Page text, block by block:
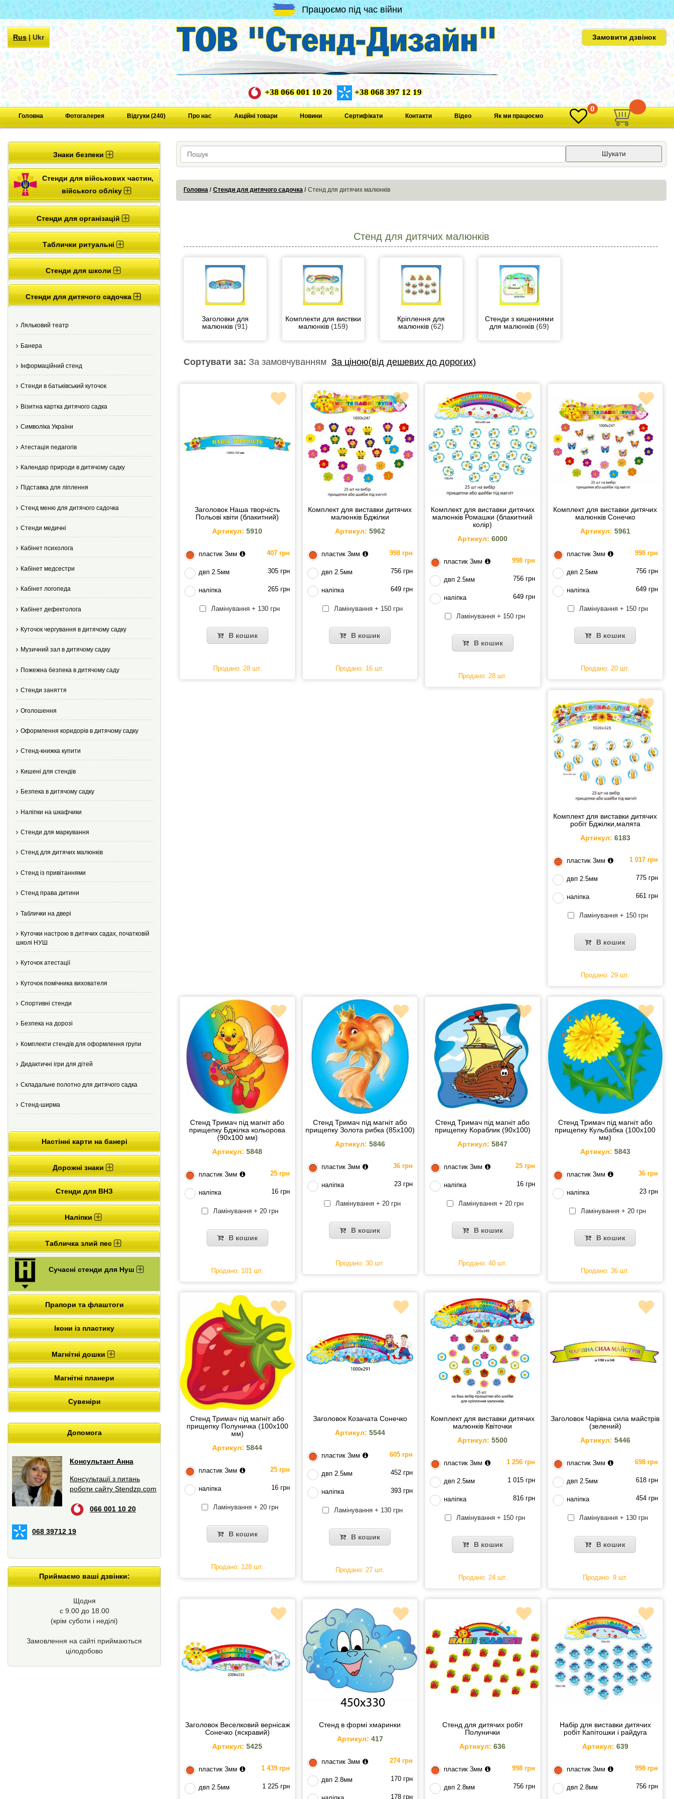
Працюємо під час війни
Rus|Ukr Замовити дзвінок
+38 066 001 10 20 +38 068 397 12 19
Головна Фотогалерея Відгуки (240) Про нас Акційні товари Новини Сертифікати Контакти Відео Як ми працюємо
0
Знаки безпеки
Стенди для військових частин,
війського обліку
Стенди для організацій
Таблички ритуальні
Стенди для школи
Стенди для дитячого садочка
Ляльковий театр
Банера
Інформаційний стенд
Стенди в батьківський куточок
Візитна картка дитячого садка
Cимволіка України
Атестація педагогів
Календар природи в дитячому садку
Підставка для ліплення
Стенд меню для дитячого садочка
Стенди медичні
Кабінет психолога
Кабінет медсестри
Кабінет логопеда
Кабінет дефектолога
Куточок чергування в дитячому садку
Музичний зал в дитячому садку
Пожежна безпека в дитячому саду
Стенди заняття
Оголошення
Оформлення коридорів в дитячому садку
Стенд-книжка купити
Кишені для стендів
Безпека в дитячому садку
Наліпки на шкафчики
Стенди для маркування
Стенд для дитячих малюнків
Стенд із привітаннями
Стенд права дитини
Таблички на двері
Куточки настрою в дитячих садах, початковій
школі НУШ
Куточок атестації
Куточок помічника вихователя
Спортивні стенди
Безпека на дорозі
Комплекти стендів для оформлення групи
Дидактичні ігри для дітей
Складальне полотно для дитячого садка
Стенд-ширма
Настінні карти на банері
Дорожні знаки
Стенди для ВНЗ
Наліпки
Табличка злий пес
Сучасні стенди для Нуш
Прапори та флаштоги
Ікони із пластику
Магнітні дошки
Магнітні планери
Сувеніри
Допомога
Консультант Анна
Консультації з питань
роботи сайту Stendzp.com
066 001 10 20
068 39712 19
Приймаємо ваші дзвінки:
Щодня
с 9.00 до 18.00
(крім суботи і неділі)
Замовлення на сайті приймаються
цілодобово
Шукати
Головна Стенди для дитячого садочка Стенд для дитячих малюнків
Стенд для дитячих малюнків
Заголовки для
малюнків (91)
Комплекти для виствки
малюнків(159)
Кріплення для
малюнків (62)
Стенди з кишениями
для малюнків (69)
Сортувати за: За замовчуванням За ціною(від дешевих до дорогих)
Заголовок Наша творчість
Польові квіти (блакитний)
Артикул: 5910
пластик 3мм 407 грн
двп 2.5мм 305 грн
наліпка 265 грн
Ламінування + 130 грн
В кошик
Продано: 28 шт.
Комплект для виставки дитячих
малюнків Бджілки
Артикул: 5962
пластик 3мм 998 грн
двп 2.5мм 756 грн
наліпка 649 грн
Ламінування + 150 грн
В кошик
Продано: 16 шт.
Комплект для виставки дитячих
малюнків Ромашки (блакитний
колір)
Артикул: 6000
пластик 3мм 998 грн
двп 2.5мм 756 грн
наліпка 649 грн
Ламінування + 150 грн
В кошик
Продано: 28 шт.
Комплект для виставки дитячих
малюнків Сонечко
Артикул: 5961
пластик 3мм 998 грн
двп 2.5мм 756 грн
наліпка 649 грн
Ламінування + 150 грн
В кошик
Продано: 20 шт.
Комплект для виставки дитячих
робіт Бджілки,малята
Артикул: 6183
пластик 3мм 1 017 грн
двп 2.5мм 775 грн
наліпка 661 грн
Ламінування + 150 грн
В кошик
Продано: 29 шт.
Стенд Тримач під магніт або
прищепку Бджілка кольорова
(90х100 мм)
Артикул: 5848
пластик 3мм 25 грн
наліпка 16 грн
Ламінування + 20 грн
В кошик
Продано: 101 шт.
Стенд Тримач під магніт або
прищепку Золота рибка (85х100)
Артикул: 5846
пластик 3мм 36 грн
наліпка 23 грн
Ламінування + 20 грн
В кошик
Продано: 30 шт.
Стенд Тримач під магніт або
прищепку Кораблик (90х100)
Артикул: 5847
пластик 3мм 25 грн
наліпка 16 грн
Ламінування + 20 грн
В кошик
Продано: 40 шт.
Стенд Тримач під магніт або
прищепку Кульбабка (100х100
мм)
Артикул: 5843
пластик 3мм 36 грн
наліпка 23 грн
Ламінування + 20 грн
В кошик
Продано: 36 шт.
Стенд Тримач під магніт або
прищепку Полуничка (100х100
мм)
Артикул: 5844
пластик 3мм 25 грн
наліпка 16 грн
Ламінування + 20 грн
В кошик
Продано: 128 шт.
Заголовок Козачата Сонечко
Артикул: 5544
пластик 3мм 605 грн
двп 2.5мм 452 грн
наліпка 393 грн
Ламінування + 130 грн
В кошик
Продано: 27 шт.
Комплект для виставки дитячих
малюнків Квіточки
Артикул: 5500
пластик 3мм 1 256 грн
двп 2.5мм 1 015 грн
наліпка 816 грн
Ламінування + 150 грн
В кошик
Продано: 24 шт.
Заголовок Чарівна сила майстрів
(зелений)
Артикул: 5446
пластик 3мм 698 грн
двп 2.5мм 618 грн
наліпка 454 грн
Ламінування + 130 грн
В кошик
Продано: 9 шт.
Заголовок Веселковий вернісаж
Сонечко (яскравий)
Артикул: 5425
пластик 3мм 1 439 грн
двп 2.5мм 1 225 грн
Стенд в формі хмаринки
Артикул: 417
пластик 3мм 274 грн
двп 2.8мм 170 грн
178 грн
Стенд для дитячих робіт
Полунички
Артикул: 636
пластик 3мм 998 грн
двп 2.8мм 756 грн
Набір для виставки дитячих
робіт Капітошки і райдуга
Артикул: 639
пластик 3мм 998 грн
двп 2.8мм 756 грн